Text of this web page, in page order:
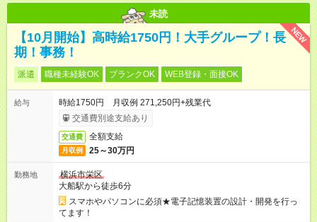
未読
NEW
【10月開始】高時給1750円！大手グループ！長
期！事務！
派遣 職種未経験OK ブランクOK WEB登録・面接OK
給与
時給1750円 月収例 271,250円+残業代
交通費別途支給あり
交通費 全額支給
月収例 25～30万円
勤務地
横浜市栄区
大船駅から徒歩6分
スマホやパソコンに必須★電子記憶装置の設計・開発を行っ
てます！